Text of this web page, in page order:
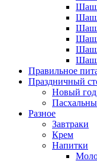
Правильное
Праздничный
Новый год
Разное
Завтраки
Крем
Напитки